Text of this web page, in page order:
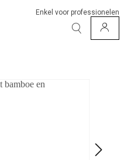
Enkel voor professionelen